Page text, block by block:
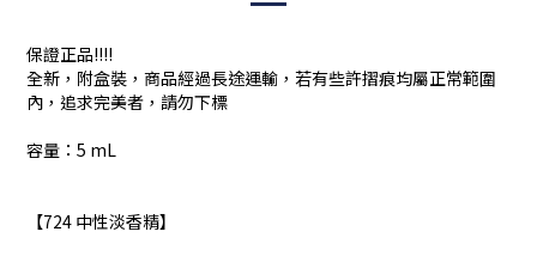
保證正品!!!!
全新，附盒裝，商品經過長途運輸，若有些許摺痕均屬正常範圍
內，追求完美者，請勿下標
容量：5 mL
【724 中性淡香精】